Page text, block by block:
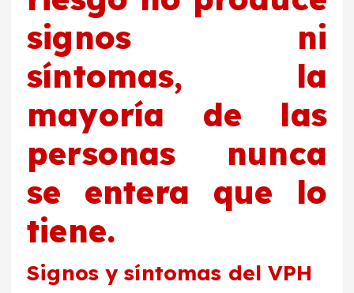
signos ni
síntomas, la
mayoría de las
personas nunca
se entera que lo
tiene.
Signos y síntomas del VPH